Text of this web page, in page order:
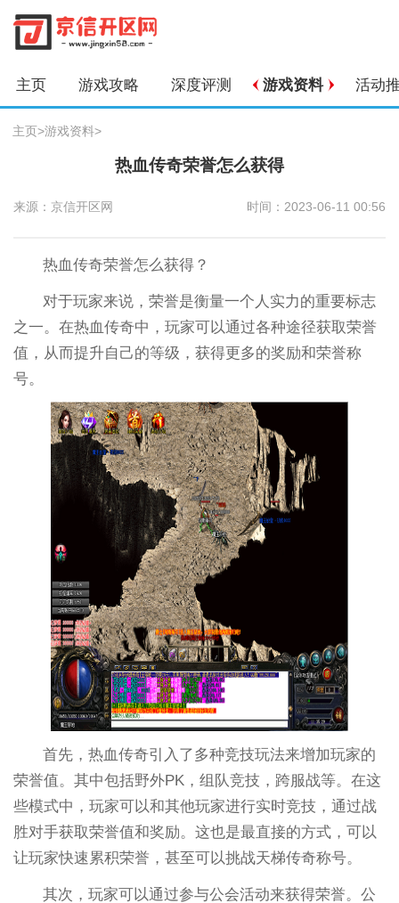
主页 游戏攻略 深度评测 游戏资料 活动
主页>游戏资料>
热血传奇荣誉怎么获得
来源：京信开区网 时间：2023-06-11 00:56
热血传奇荣誉怎么获得？
对于玩家来说，荣誉是衡量一个人实力的重要标志
之一。在热血传奇中，玩家可以通过各种途径获取荣誉
值，从而提升自己的等级，获得更多的奖励和荣誉称
号。
首先，热血传奇引入了多种竞技玩法来增加玩家的
荣誉值。其中包括野外PK，组队竞技，跨服战等。在这
些模式中，玩家可以和其他玩家进行实时竞技，通过战
胜对手获取荣誉值和奖励。这也是最直接的方式，可以
让玩家快速累积荣誉，甚至可以挑战天梯传奇称号。
其次，玩家可以通过参与公会活动来获得荣誉。公